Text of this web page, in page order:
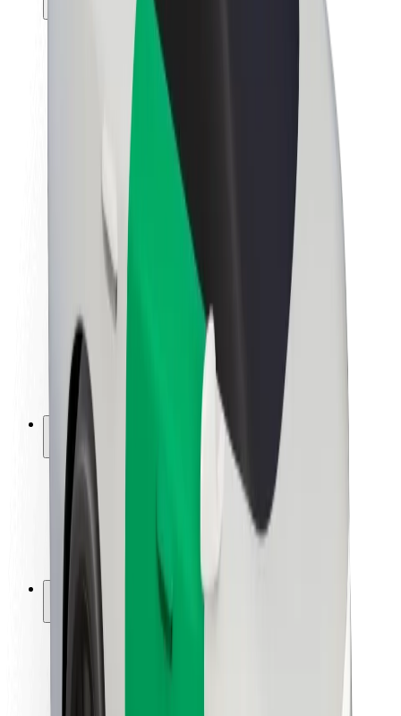
Θέσεις εργασίας
Σχετικά με τη Bolt
Βιωσιμότητα στη Bolt
Project Zero
Κέντρο Τύπου
Κατευθυντήριες γραμμές Brand
Αποστολή
Σχέσεις με Επενδυτές
Ηγεσία
Μάρκα
Μέσα ενημέρωσης
Urban Fund
Ασφάλεια
Ασφάλεια επιβάτη
Ασφάλεια οδηγών
Ασφάλεια σκούτερ
Εργαστήριο ασφάλειας
Τοποθεσίες
Λύσεις για την πόλη
Αεροδρόμια